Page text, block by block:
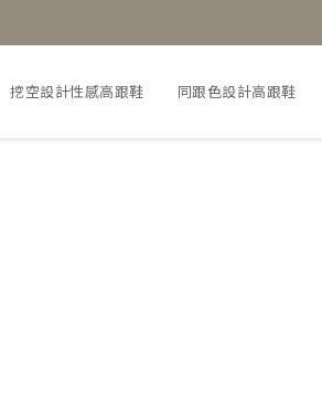
挖空設計性感高跟鞋 同跟色設計高跟鞋